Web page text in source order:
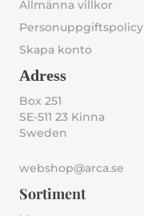
Allmänna villkor
Personuppgiftspolicy
Skapa konto
Adress
Box 251
SE-511 23 Kinna
Sweden
webshop@arca.se
Sortiment